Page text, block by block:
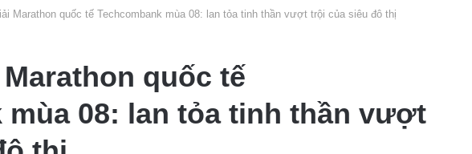
Marathon quốc tế Techcombank mùa 08: lan tỏa tinh thần vượt trội của siêu đô thị
quốc tế
mùa 08: lan tỏa tinh thần vượt